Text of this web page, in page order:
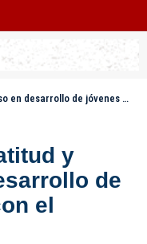
de jóvenes talentos con el Escogido
y
de
el